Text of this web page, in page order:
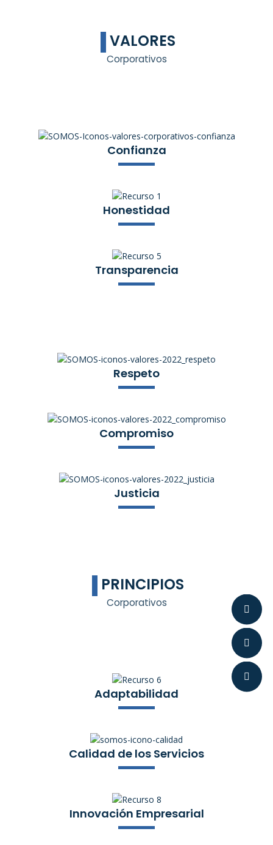
VALORES
Corporativos
Confianza
Honestidad
Transparencia
Respeto
Compromiso
Justicia
PRINCIPIOS
Corporativos
Adaptabilidad
Calidad de los Servicios
Innovación Empresarial